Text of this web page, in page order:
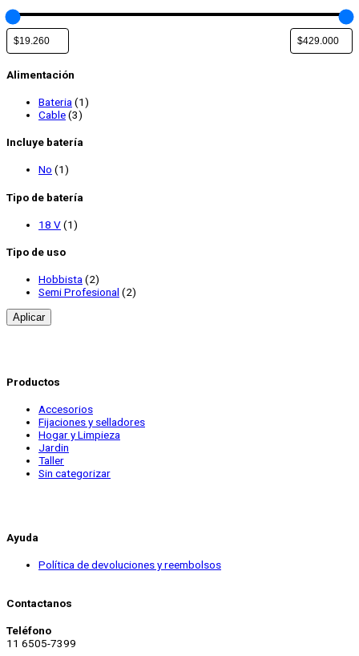
Alimentación
Bateria(1)
Cable(3)
Incluye batería
No (1)
Tipo de batería
18 V(1)
Tipo de uso
Hobbista (2)
Semi Profesional (2)
Aplicar
Productos
Accesorios
Fijaciones y selladores
Hogar y Limpieza
Jardin
Taller
Sin categorizar
Ayuda
Política de devoluciones y reembolsos
Contactanos
Teléfono
11 6505-7399